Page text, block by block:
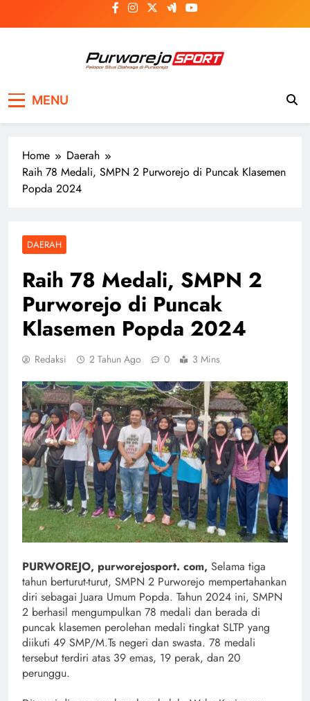
to
MENU
Home
Daerah
Raih 78 Medali, SMPN 2 Purworejo di Puncak Klasemen
Popda 2024
DAERAH
Raih 78 Medali, SMPN 2
Purworejo di Puncak
Klasemen Popda 2024
Redaksi 2 Tahun Ago 0 3 Mins
PURWOREJO, purworejosport. com, Selama tiga
tahun berturut-turut, SMPN 2 Purworejo mempertahankan
diri sebagai Juara Umum Popda. Tahun 2024 ini, SMPN
2 berhasil mengumpulkan 78 medali dan berada di
puncak klasemen perolehan medali tingkat SLTP yang
diikuti 49 SMP/M.Ts negeri dan swasta. 78 medali
tersebut terdiri atas 39 emas, 19 perak, dan 20
perunggu.